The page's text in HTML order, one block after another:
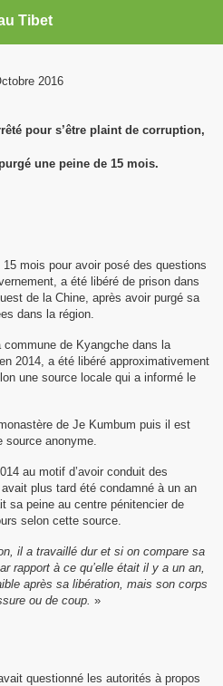
Tibet
2016
pour s’être plaint de corruption,
une peine de 15 mois.
mois pour avoir posé des questions
a été libéré de prison dans
de la Chine, après avoir purgé sa
dans la région.
de Kyangche dans la
2014, a été libéré approximativement
une source locale qui a informé le
de Je Kumbum puis il est
anonyme.
au motif d’avoir conduit des
avait plus tard été condamné à un an
sa peine au centre pénitencier de
selon cette source.
il a travaillé dur et si on compare sa
rapport à ce qu’elle était il y a un an,
après sa libération, mais son corps
ou de coup. »
questionné les autorités à propos